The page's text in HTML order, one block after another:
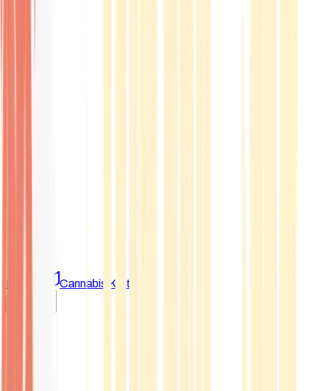
Marken Cannabis Karte